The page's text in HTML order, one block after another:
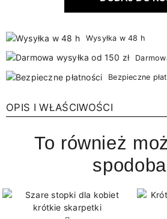
Wysyłka w 48 h
Bezpieczne
OPIS I WŁAŚCIWOŚCI
To również